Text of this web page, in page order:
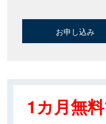
お申し込み
1カ月無